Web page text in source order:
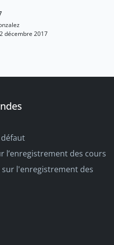
décembre 2017
défaut
l’enregistrement des cours
sur l'enregistrement des